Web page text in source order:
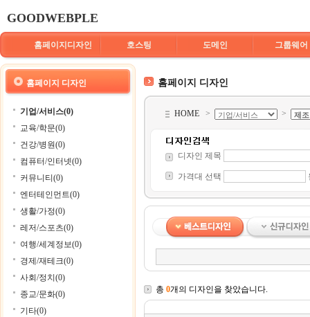
GOODWEBPLE
홈페이지디자인 호스팅 도메인 그룹웨어
홈페이지 디자인
기업/서비스(0)
교육/학문(0)
건강/병원(0)
컴퓨터/인터넷(0)
커뮤니티(0)
엔터테인먼트(0)
생활/가정(0)
레저/스포츠(0)
여행/세계정보(0)
경제/재테크(0)
사회/정치(0)
종교/문화(0)
기타(0)
홈페이지 디자인
HOME > >
디자인 제목
가격대 선택
총 0개의 디자인을 찾았습니다.